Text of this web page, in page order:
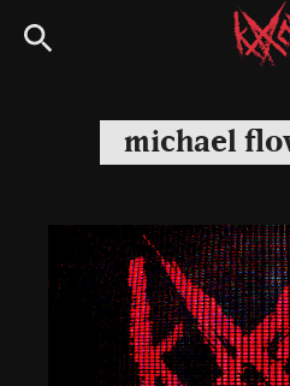
Siirry
suoraan
michael